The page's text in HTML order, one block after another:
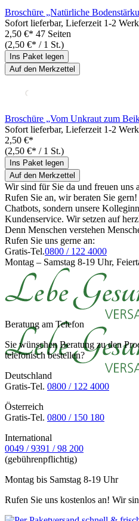
Broschüre „Natürliche
Sofort lieferbar, Lieferzeit 1-2
2,50 €* 47 Seiten
(2,50 €* / 1 St.)
Ins Paket legen
Auf den Merkzettel
Broschüre „Vom Unkraut zum
Sofort lieferbar, Lieferzeit 1-2
2,50 €*
(2,50 €* / 1 St.)
Ins Paket legen
Auf den Merkzettel
Wir sind für Sie da und freuen uns
Rufen Sie an, wir beraten Sie
Chatbots, sondern unsere
Kundenservice. Wir setzen auf
Denn Menschen verstehen
Rufen Sie uns gerne an:
Gratis-Tel.0800 / 122 4000
Montag – Samstag 8-19 Uhr,
Beratung am Telefon
Sie wünschen Beratung zu den
telefonisch bestellen?
Deutschland
Gratis-Tel. 0800 / 122 4000
Österreich
Gratis-Tel. 0800 / 150 180
International
0049 / 9391 / 98 200
(gebührenpflichtig)
Montag bis Samstag 8-19 Uhr
Rufen Sie uns kostenlos an! Wir